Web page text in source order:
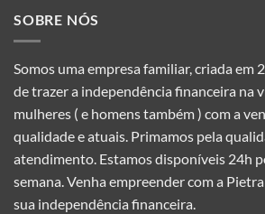
SOBRE NÓS
Somos uma empresa familiar, criada em
de trazer a independência financeira na
mulheres ( e homens também ) com a
qualidade e atuais. Primamos pela
atendimento. Estamos disponíveis 24h
semana. Venha empreender com a
sua independência financeira.